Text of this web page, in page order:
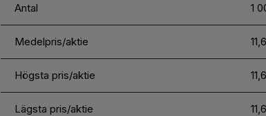
Antal 1
Medelpris/aktie
Högsta pris/aktie
Lägsta pris/aktie